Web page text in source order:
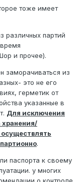
представителя
тоже имеет
различных партий
и прочее).
заморачиваться из
это не его
герметик от
указанные в
Для исключения
хранения/
.
паспорта к своему
у многих